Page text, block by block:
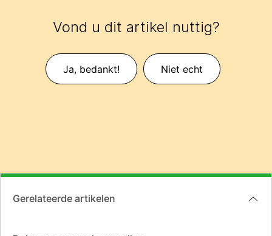
Vond u dit artikel nuttig?
Ja, bedankt! Niet echt
Gerelateerde artikelen